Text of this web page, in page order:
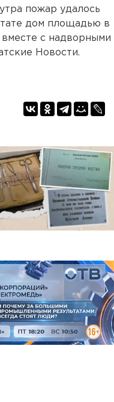
пожар удалось
дом площадью в
с надворными
Новости.